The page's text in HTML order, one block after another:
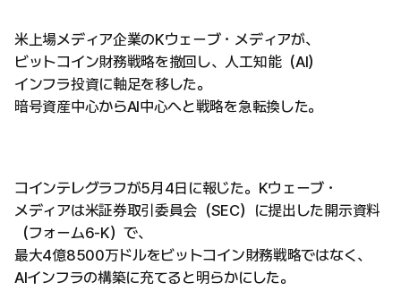
米上場メディア企業のKウェーブ・メディアが、
ビットコイン財務戦略を撤回し、人工知能（AI）
インフラ投資に軸足を移した。
暗号資産中心からAI中心へと戦略を急転換した。
コインテレグラフが5月4日に報じた。Kウェーブ・
メディアは米証券取引委員会（SEC）に提出した開示資料
（フォーム6-K）で、
最大4億8500万ドルをビットコイン財務戦略ではなく、
AIインフラの構築に充てると明らかにした。